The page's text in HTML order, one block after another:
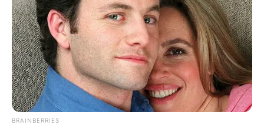
COMPARTIR
UNIRSE AL CANAL DE WHATSAPP
Radamel Falcao García se ha convertido en el nuevo
delantero de Millonarios FC, un fichaje de gran relevancia
en la historia reciente del fútbol colombiano, comparable
BRAINBERRIES